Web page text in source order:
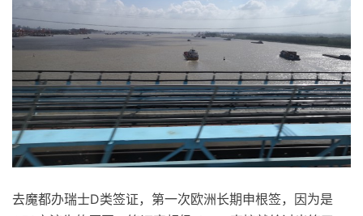
去魔都办瑞士D类签证，第一次欧洲长期申根签，因为是